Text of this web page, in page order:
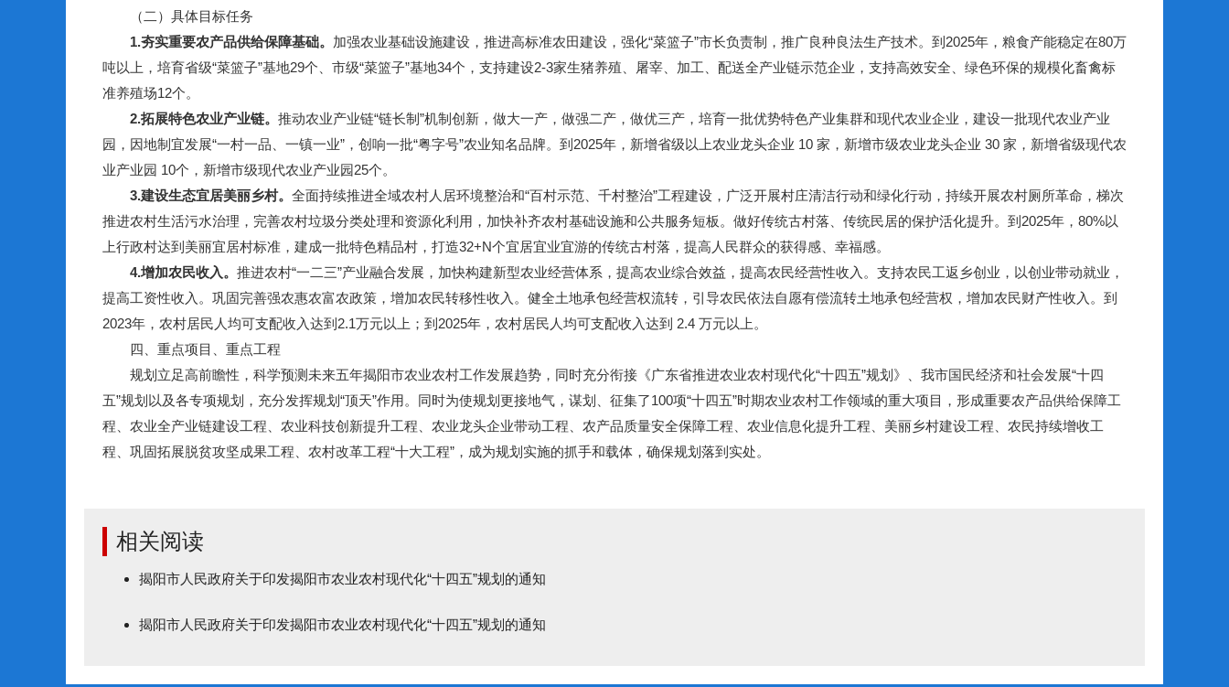
（二）具体目标任务
1.夯实重要农产品供给保障基础。 加强农业基础设施建设，推进高标准农田建设，强化“菜篮子”市长负责制，推广良种良法生产技术。到2025年，粮食产能稳定在80万
吨以上，培育省级“菜篮子”基地29个、市级“菜篮子”基地34个，支持建设2-3家生猪养殖、屠宰、加工、配送全产业链示范企业，支持高效安全、绿色环保的规模化畜禽标
准养殖场12个。
2.拓展特色农业产业链。 推动农业产业链“链长制”机制创新，做大一产，做强二产，做优三产，培育一批优势特色产业集群和现代农业企业，建设一批现代农业产业
园，因地制宜发展“一村一品、一镇一业”，创响一批“粤字号”农业知名品牌。到2025年，新增省级以上农业龙头企业 10 家，新增市级农业龙头企业 30 家，新增省级现代农
业产业园 10个，新增市级现代农业产业园25个。
3.建设生态宜居美丽乡村。 全面持续推进全域农村人居环境整治和“百村示范、千村整治”工程建设，广泛开展村庄清洁行动和绿化行动，持续开展农村厕所革命，梯次
推进农村生活污水治理，完善农村垃圾分类处理和资源化利用，加快补齐农村基础设施和公共服务短板。做好传统古村落、传统民居的保护活化提升。到2025年，80%以
上行政村达到美丽宜居村标准，建成一批特色精品村，打造32+N个宜居宜业宜游的传统古村落，提高人民群众的获得感、幸福感。
4.增加农民收入。 推进农村“一二三”产业融合发展，加快构建新型农业经营体系，提高农业综合效益，提高农民经营性收入。支持农民工返乡创业，以创业带动就业，
提高工资性收入。巩固完善强农惠农富农政策，增加农民转移性收入。健全土地承包经营权流转，引导农民依法自愿有偿流转土地承包经营权，增加农民财产性收入。到
2023年，农村居民人均可支配收入达到2.1万元以上；到2025年，农村居民人均可支配收入达到 2.4 万元以上。
四、重点项目、重点工程
规划立足高前瞻性，科学预测未来五年揭阳市农业农村工作发展趋势，同时充分衔接《广东省推进农业农村现代化“十四五”规划》、我市国民经济和社会发展“十四
五”规划以及各专项规划，充分发挥规划“顶天”作用。同时为使规划更接地气，谋划、征集了100项“十四五”时期农业农村工作领域的重大项目，形成重要农产品供给保障工
程、农业全产业链建设工程、农业科技创新提升工程、农业龙头企业带动工程、农产品质量安全保障工程、农业信息化提升工程、美丽乡村建设工程、农民持续增收工
程、巩固拓展脱贫攻坚成果工程、农村改革工程“十大工程”，成为规划实施的抓手和载体，确保规划落到实处。
相关阅读
揭阳市人民政府关于印发揭阳市农业农村现代化“十四五”规划的通知
揭阳市人民政府关于印发揭阳市农业农村现代化“十四五”规划的通知